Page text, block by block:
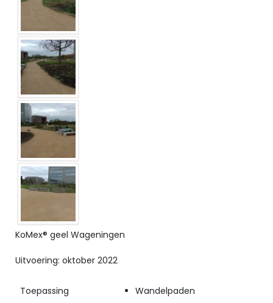
KoMex® geel Wageningen
Uitvoering: oktober 2022
Toepassing Wandelpaden